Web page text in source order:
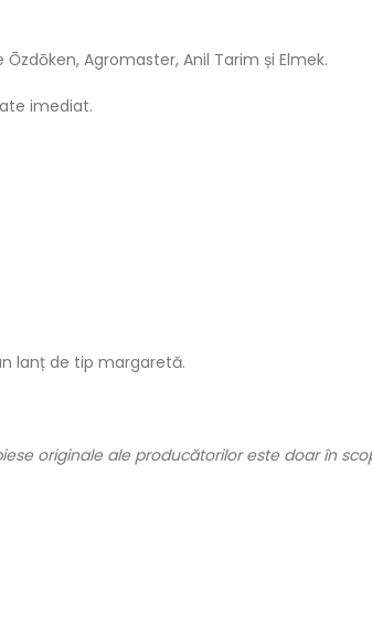
Agromaster, Anil Tarim și Elmek.
imediat.
lanț de tip margaretă.
originale ale producătorilor este doar în